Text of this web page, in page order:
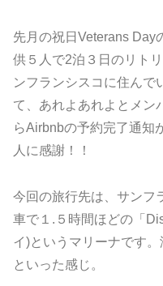
先月の祝日Veterans Day
供５人で2泊３日のリト
ンフランシスコに住んで
て、あれよあれよとメン
らAirbnbの予約完了通知
人に感謝！！
今回の旅行先は、サンフ
車で１.５時間ほどの「
イ)というマリーナです
といった感じ。